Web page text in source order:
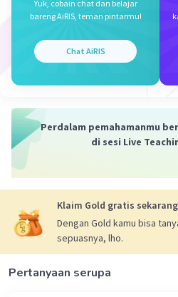
Community
Asam sulfat memiliki
rumus kimianya.
Dalam molekul asam
- 1 atom sulfur (S)
- 4 atom oksigen (O),
oksida (SO4)
Yuk, cobain chat dan belajar
bareng AiRIS, teman pintarmu!
Chat AiRIS
Perdalam pemahamanmu
di sesi Live
Klaim Gold gratis
Dengan Gold kamu bisa
sepuasnya, lho.
Pertanyaan serupa